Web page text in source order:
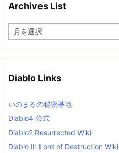
Archives List
e
i
s
t
Diablo Links
いのまるの秘密基地
Diablo4 公式
Diablo2 Resurrected Wiki
Diablo II: Lord of Destruction Wiki